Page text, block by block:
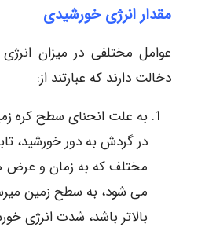
مقدار انرژی خورشیدی
عوامل مختلفی در میزان
دخالت دارند که عبارتند از:
به علت انحنای سطح کره
در گردش به دور خورشید،
مختلف که به زمان و عرض
می شود، به سطح زمین
بالاتر باشد، شدت انرژی